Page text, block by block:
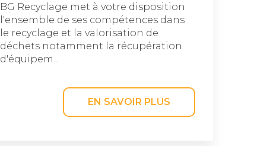
BG Recyclage met à votre disposition
l'ensemble de ses compétences dans
le recyclage et la valorisation de
déchets notamment la récupération
d'équipem...
EN SAVOIR PLUS